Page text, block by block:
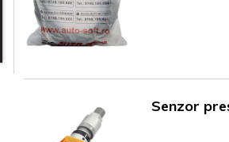
Senzor